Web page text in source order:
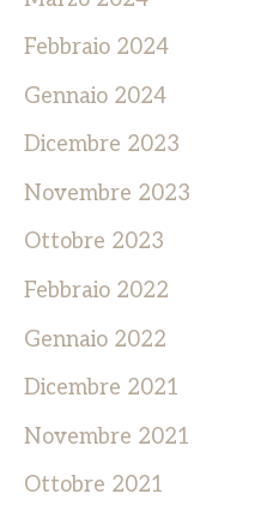
Febbraio 2024
Gennaio 2024
Dicembre 2023
Novembre 2023
Ottobre 2023
Febbraio 2022
Gennaio 2022
Dicembre 2021
Novembre 2021
Ottobre 2021